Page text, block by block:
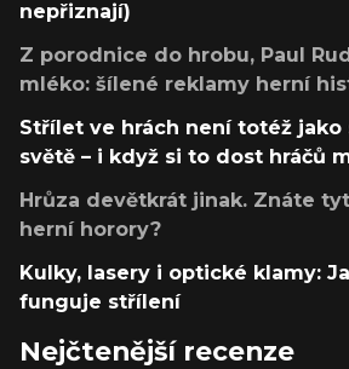
nepřiznají)
Z porodnice do hrobu, Paul
mléko: šílené reklamy herní
Střílet ve hrách není totéž
světě – i když si to dost hráčů
Hrůza devětkrát jinak. Znáte
herní horory?
Kulky, lasery i optické klamy:
funguje střílení
Nejčtenější recenze